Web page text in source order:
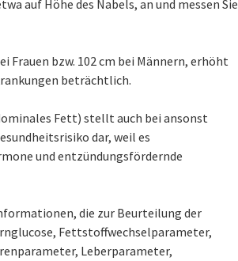
auf Höhe des Nabels, an und messen Sie
Frauen bzw. 102 cm bei Männern, erhöht
beträchtlich.
Fett) stellt auch bei ansonst
dar, weil es
und entzündungsfördernde
die zur Beurteilung der
Fettstoffwechselparameter,
Leberparameter,